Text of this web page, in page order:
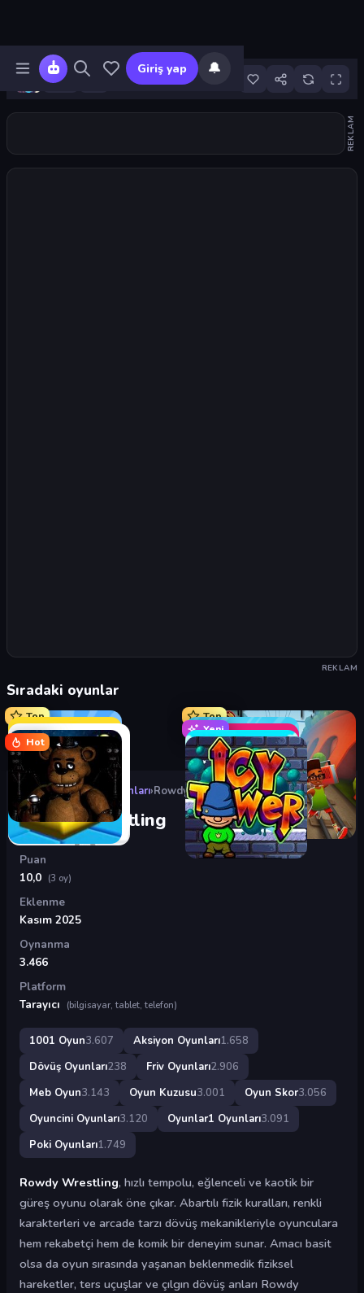
Giriş yap 🔔
3
REKLAM
REKLAM
Sıradaki oyunlar
Top
Top
Yeni
Hot
Oyunlar›Aksiyon Oyunları›Rowdy Wrestling
Rowdy Wrestling
Puan
10,0 (3 oy)
Eklenme
Kasım 2025
Oynanma
3.466
Platform
Tarayıcı
(bilgisayar, tablet, telefon)
1001 Oyun3.607 Aksiyon Oyunları1.658
Dövüş Oyunları238 Friv Oyunları2.906
Meb Oyun3.143 Oyun Kuzusu3.001 Oyun Skor3.056
Oyuncini Oyunları3.120 Oyunlar1 Oyunları3.091
Poki Oyunları1.749
Rowdy Wrestling, hızlı tempolu, eğlenceli ve kaotik bir
güreş oyunu olarak öne çıkar. Abartılı fizik kuralları, renkli
karakterleri ve arcade tarzı dövüş mekanikleriyle oyunculara
hem rekabetçi hem de komik bir deneyim sunar. Amacı basit
olsa da oyun sırasında yaşanan beklenmedik fiziksel
hareketler, ters uçuşlar ve çılgın dövüş anları Rowdy